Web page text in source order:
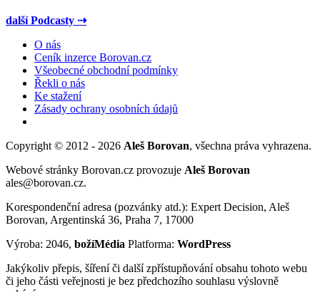
další Podcasty ⇢
O nás
Ceník inzerce Borovan.cz
Všeobecné obchodní podmínky
Řekli o nás
Ke stažení
Zásady ochrany osobních údajů
Copyright © 2012 - 2026 Aleš Borovan, všechna práva vyhrazena.
Webové stránky Borovan.cz provozuje Aleš Borovan
ales@borovan.cz.
Korespondenční adresa (pozvánky atd.): Expert Decision, Aleš
Borovan, Argentinská 36, Praha 7, 17000
Výroba: 2046, božíMédia Platforma: WordPress
Jakýkoliv přepis, šíření či další zpřístupňování obsahu tohoto webu
či jeho části veřejnosti je bez předchozího souhlasu výslovně